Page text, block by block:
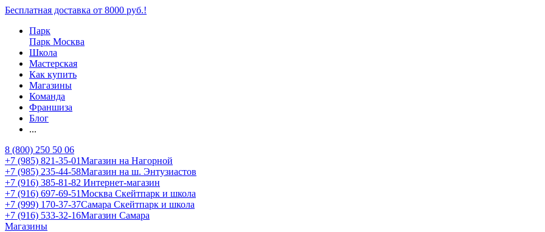
Бесплатная доставка от 8000 руб.!
Парк
Парк Москва
Школа
Мастерская
Как купить
Магазины
Команда
Франшиза
Блог
...
8 (800) 250 50 06
+7 (985) 821-35-01Магазин на Нагорной
+7 (985) 235-44-58Магазин на ш. Энтузиастов
+7 (916) 385-81-82 Интернет-магазин
+7 (916) 697-69-51Москва Скейтпарк и школа
+7 (999) 170-37-37Самара Скейтпарк и школа
+7 (916) 533-32-16Магазин Самара
Магазины